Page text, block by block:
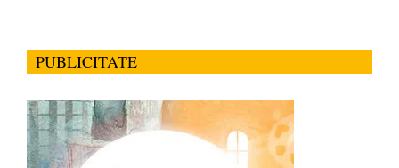
PUBLICITATE